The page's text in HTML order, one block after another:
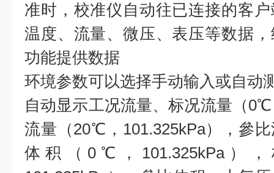
准时，校准仪自动往已连接的客
温度、流量、微压、表压等数据
功能提供数据
环境参数可以选择手动输入或自动
自动显示工况流量、标况流量（
流量（20℃，101.325kPa），參
体积（0℃，101.325kPa）